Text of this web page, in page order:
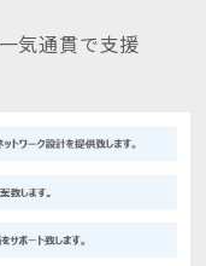
気通貫で支援